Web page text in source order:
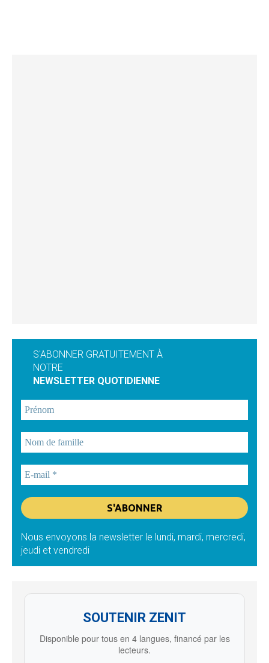
S'ABONNER GRATUITEMENT À
NOTRE
NEWSLETTER QUOTIDIENNE
Nous envoyons la newsletter le lundi, mardi, mercredi,
jeudi et vendredi
SOUTENIR ZENIT
Disponible pour tous en 4 langues, financé par les
lecteurs.